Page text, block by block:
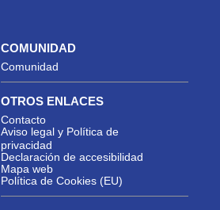
COMUNIDAD
Comunidad
OTROS ENLACES
Contacto
Aviso legal y Política de
privacidad
Declaración de accesibilidad
Mapa web
Política de Cookies (EU)